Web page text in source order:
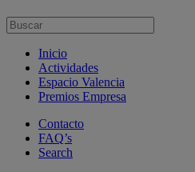
Inicio
Actividades
Espacio Valencia
Premios Empresa
Contacto
FAQ’s
Search